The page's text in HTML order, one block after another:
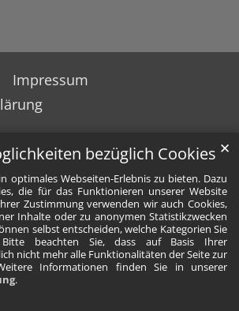
bezüglich Cookies
optimales Webseiten-Erlebnis zu bieten. Dazu
die für das Funktionieren unserer Website
Zustimmung verwenden wir auch Cookies,
Inhalte oder zu anonymen Statistikzwecken
selbst entscheiden, welche Kategorien Sie
Bitte beachten Sie, dass auf Basis Ihrer
nicht mehr alle Funktionalitäten der Seite zur
Informationen finden Sie in unserer
.
✕
Impressum